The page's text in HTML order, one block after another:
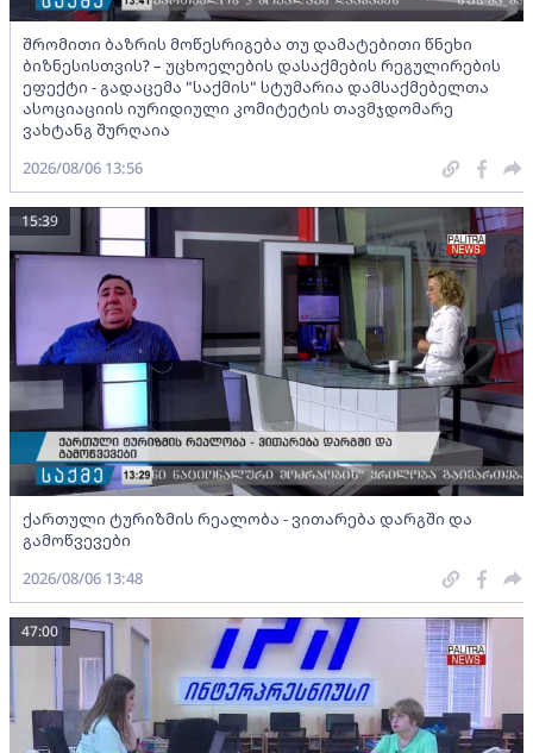
შრომითი ბაზრის მოწესრიგება თუ დამატებითი წნეხი
ბიზნესისთვის? – უცხოელების დასაქმების რეგულირების
ეფექტი - გადაცემა "საქმის" სტუმარია დამსაქმებელთა
ასოციაციის იურიდიული კომიტეტის თავმჯდომარე
ვახტანგ შურღაია
2026/08/06 13:56
ქართული ტურიზმის რეალობა - ვითარება დარგში და
გამოწვევები
15:39
2026/08/06 13:48
47:00